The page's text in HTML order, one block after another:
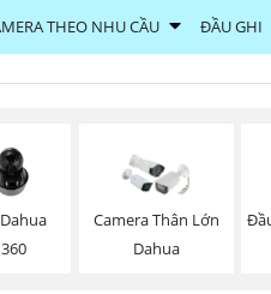
THEO NHU CẦU ĐẦU GHI
Camera Thân Lớn
Dahua